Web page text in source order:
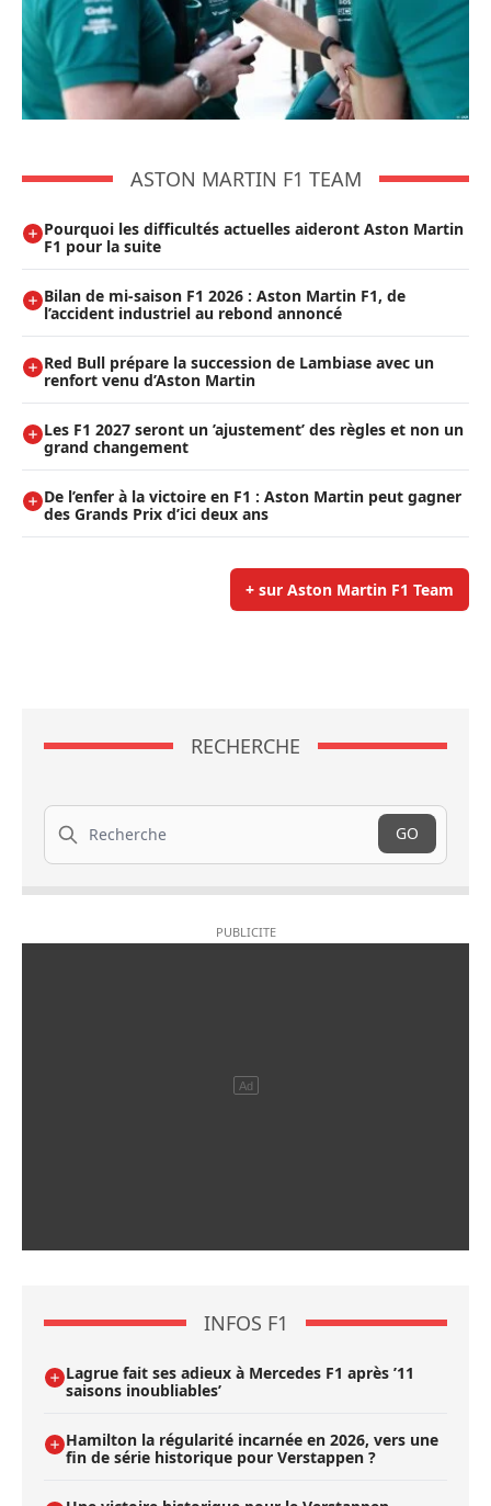
ASTON MARTIN F1 TEAM
Pourquoi les difficultés actuelles aideront Aston Martin
F1 pour la suite
Bilan de mi-saison F1 2026 : Aston Martin F1, de
l’accident industriel au rebond annoncé
Red Bull prépare la succession de Lambiase avec un
renfort venu d’Aston Martin
Les F1 2027 seront un ’ajustement’ des règles et non un
grand changement
De l’enfer à la victoire en F1 : Aston Martin peut gagner
des Grands Prix d’ici deux ans
+ sur Aston Martin F1 Team
RECHERCHE
Recherche
GO
INFOS F1
Lagrue fait ses adieux à Mercedes F1 après ’11
saisons inoubliables’
Hamilton la régularité incarnée en 2026, vers une
fin de série historique pour Verstappen ?